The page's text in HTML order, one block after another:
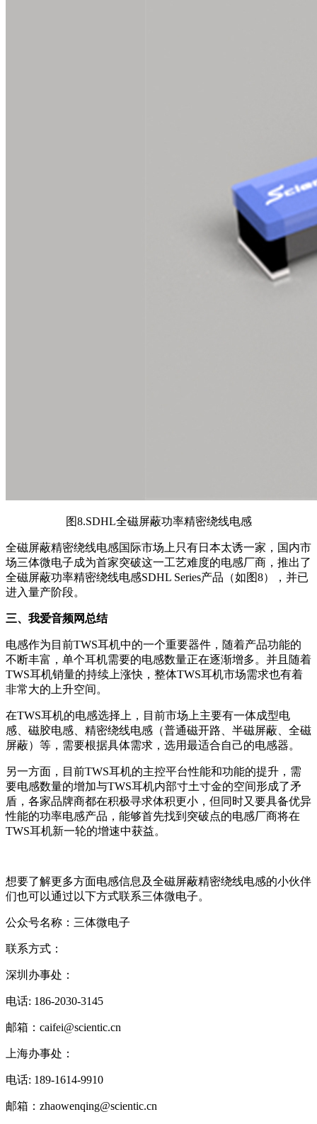
图8.SDHL全磁屏蔽功率精密绕线电感
全磁屏蔽精密绕线电感国际市场上只有日本太诱一家，国内市
场三体微电子成为首家突破这一工艺难度的电感厂商，推出了
全磁屏蔽功率精密绕线电感SDHL Series产品 （如图8）
，并已
进入量产阶段。
三、我爱音频网总结
电感作为目前TWS耳机中的一个重要器件，随着产品功能的
不断丰富，单个耳机需要的电感数量正在逐渐增多。并且随着
TWS耳机销量的持续上涨快，整体TWS耳机市场需求也有着
非常大的上升空间。
在TWS耳机的电感选择上，目前市场上主要有一体成型电
感、磁胶电感、精密绕线电感（普通磁开路 、半磁屏蔽、全磁
屏蔽）等，需要根据具体需求，选用最适合自己的电感器。
另一方面，目前TWS耳机的主控平台性能和功能的提升，需
要电感数量的增加与TWS耳机内部寸土寸金的空间形成了矛
盾，各家品牌商都在积极寻求体积更小，但同时又要具备优异
性能的功率电感产品，能够首先找到突破点的电感厂商将在
TWS耳机新一轮的增速中获益。
想要了解更多方面电感信息及全磁屏蔽精密绕线电感的小伙伴
们也可以通过以下方式联系三体微电子。
公众号名称：三体微电子
联系方式：
深圳办事处：
电话: 186-2030-3145
邮箱：caifei@scientic.cn
上海办事处：
电话: 189-1614-9910
邮箱：zhaowenqing@scientic.cn